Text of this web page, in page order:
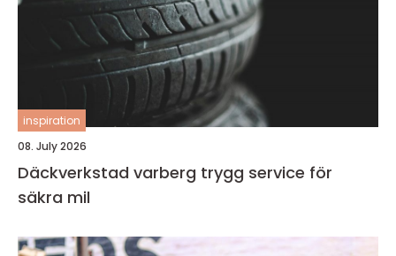
inspiration
08. July 2026
Däckverkstad varberg trygg service för
säkra mil